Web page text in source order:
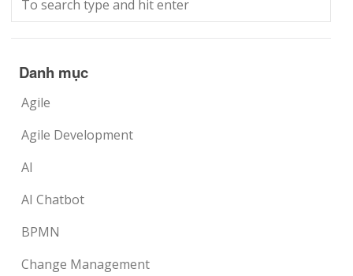
Danh mục
Agile
Agile Development
AI
AI Chatbot
BPMN
Change Management